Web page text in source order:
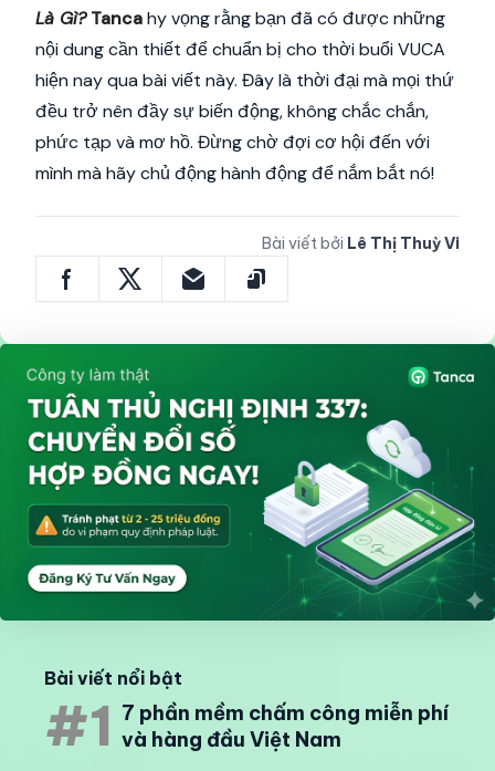
Là Gì? Tancahy vọng rằng bạn đã có được những
nội dung cần thiết để chuẩn bị cho thời buổi VUCA
hiện nay qua bài viết này. Đây là thời đại mà mọi thứ
đều trở nên đầy sự biến động, không chắc chắn,
phức tạp và mơ hồ. Đừng chờ đợi cơ hội đến với
mình mà hãy chủ động hành động để nắm bắt nó!
Bài viết bởi Lê Thị Thuỳ Vi
Bài viết nổi bật
#1 7 phần mềm chấm công miễn phí
và hàng đầu Việt Nam